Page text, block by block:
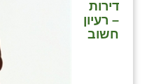
דירות
– רעיון
חשוב